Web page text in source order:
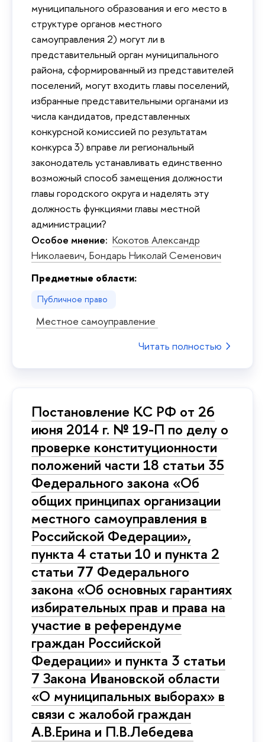
муниципального образования и его место в
структуре органов местного
самоуправления 2) могут ли в
представительный орган муниципального
района, сформированный из представителей
поселений, могут входить главы поселений,
избранные представительными органами из
числа кандидатов, представленных
конкурсной комиссией по результатам
конкурса 3) вправе ли региональный
законодатель устанавливать единственно
возможный способ замещения должности
главы городского округа и наделять эту
должность функциями главы местной
администрации?
Особое мнение: Кокотов Александр
Николаевич, Бондарь Николай Семенович
Предметные области:
Публичное право
Местное самоуправление
Читать полностью
Постановление КС РФ от 26
июня 2014 г. № 19-П по делу о
проверке конституционности
положений части 18 статьи 35
Федерального закона «Об
общих принципах организации
местного самоуправления в
Российской Федерации»,
пункта 4 статьи 10 и пункта 2
статьи 77 Федерального
закона «Об основных гарантиях
избирательных прав и права на
участие в референдуме
граждан Российской
Федерации» и пункта 3 статьи
7 Закона Ивановской области
«О муниципальных выборах» в
связи с жалобой граждан
А.В.Ерина и П.В.Лебедева